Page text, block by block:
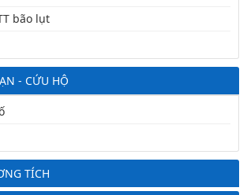
bão lụt
- CỨU HỘ
TÍCH